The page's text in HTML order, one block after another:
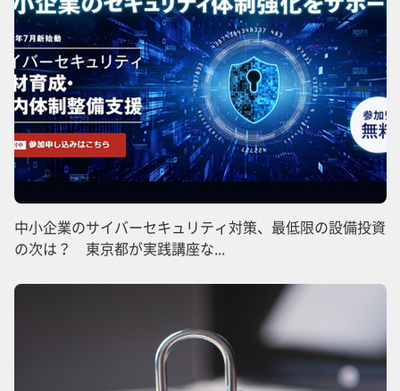
中小企業のサイバーセキュリティ対策、最低限の設備投資
の次は？ 東京都が実践講座な...